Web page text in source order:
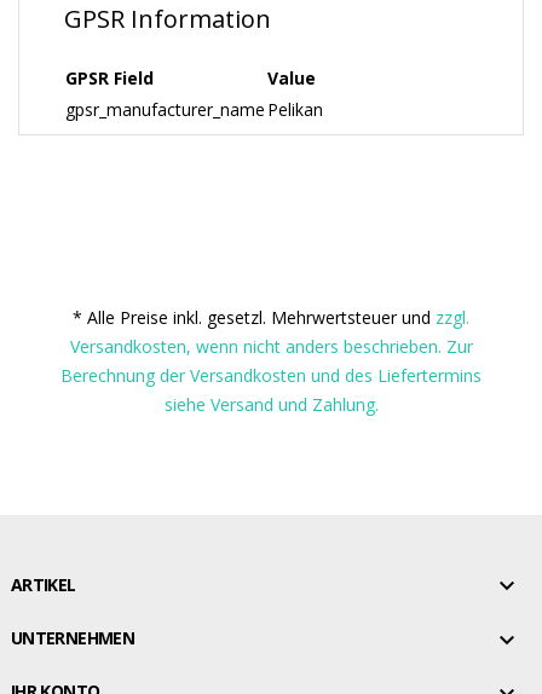
GPSR Information
GPSR Field
Value
gpsr_manufacturer_name Pelikan
* Alle Preise inkl. gesetzl. Mehrwertsteuer und zzgl.
Versandkosten, wenn nicht anders beschrieben. Zur
Berechnung der Versandkosten und des Liefertermins
siehe Versand und Zahlung.
ARTIKEL 
UNTERNEHMEN 